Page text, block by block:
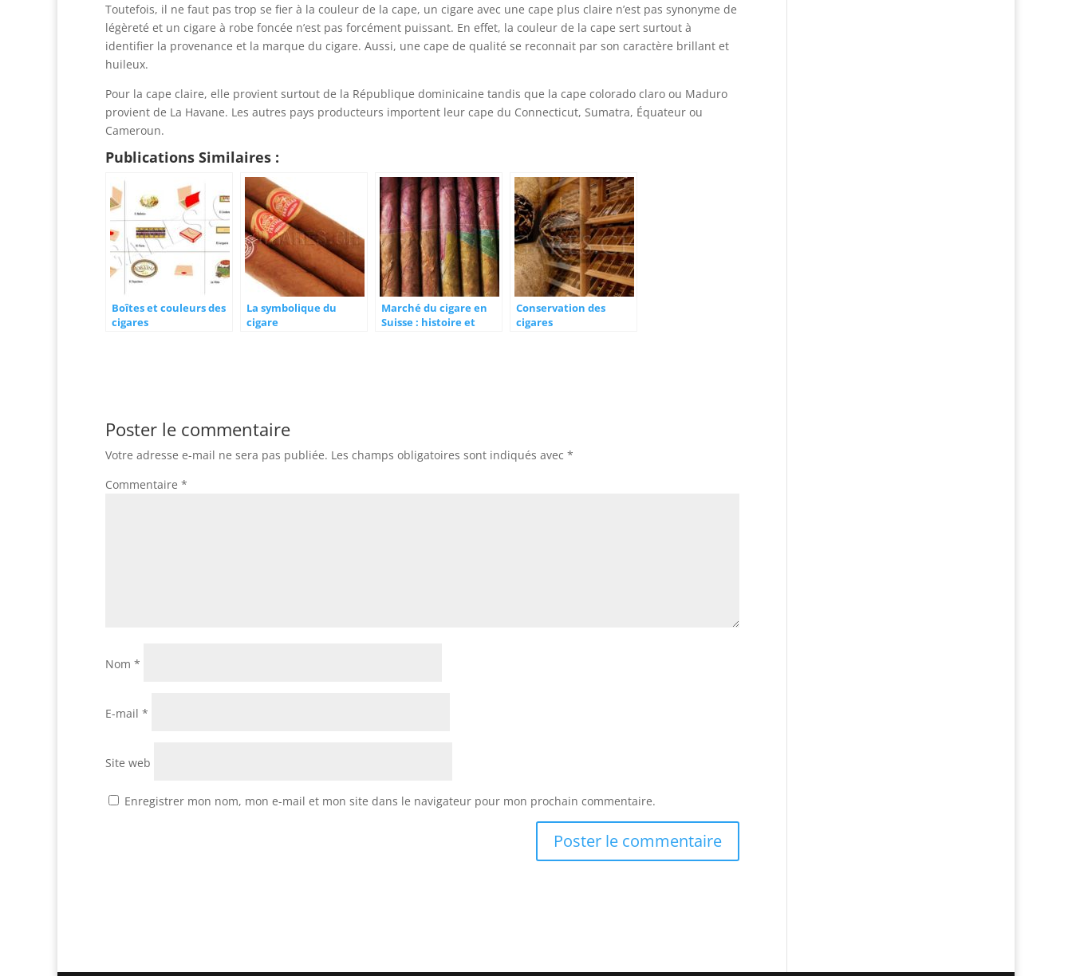
Toutefois, il ne faut pas trop se fier à la couleur de la cape, un cigare avec une cape plus claire n’est pas synonyme de
légèreté et un cigare à robe foncée n’est pas forcément puissant. En effet, la couleur de la cape sert surtout à
identifier la provenance et la marque du cigare. Aussi, une cape de qualité se reconnait par son caractère brillant et
huileux.
Pour la cape claire, elle provient surtout de la République dominicaine tandis que la cape colorado claro ou Maduro
provient de La Havane. Les autres pays producteurs importent leur cape du Connecticut, Sumatra, Équateur ou
Cameroun.
Publications Similaires :
Boîtes et couleurs des
cigares
La symbolique du
cigare
Marché du cigare en
Suisse : histoire et
Conservation des
cigares
Poster le commentaire
Votre adresse e-mail ne sera pas publiée. Les champs obligatoires sont indiqués avec *
Commentaire *
Nom *
E-mail *
Site web
Enregistrer mon nom, mon e-mail et mon site dans le navigateur pour mon prochain commentaire.